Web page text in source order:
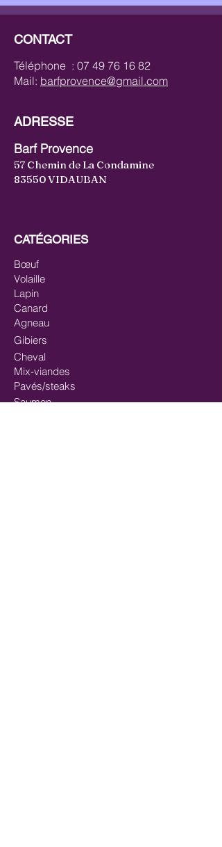
CONTACT
Téléphone : 07 49 76 16 82
Mail: barfprovence@gmail.com
ADRESSE
Barf Provence
57 Chemin de La Condamine
83550 VIDAUBAN
CATÉGORIES
Bœuf
Volaille
Lapin
Canard
Agneau
Gibiers
Cheval
Mix-viandes
Pavés/steaks
Saumon